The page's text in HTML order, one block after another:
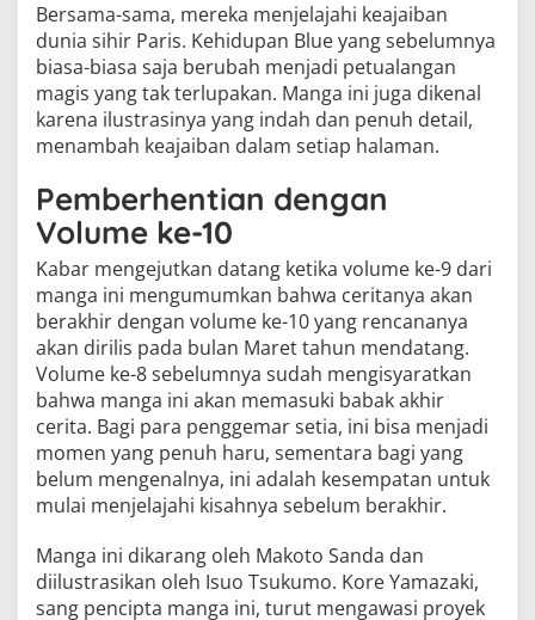
Bersama-sama, mereka menjelajahi keajaiban
dunia sihir Paris. Kehidupan Blue yang sebelumnya
biasa-biasa saja berubah menjadi petualangan
magis yang tak terlupakan. Manga ini juga dikenal
karena ilustrasinya yang indah dan penuh detail,
menambah keajaiban dalam setiap halaman.
Pemberhentian dengan
Volume ke-10
Kabar mengejutkan datang ketika volume ke-9 dari
manga ini mengumumkan bahwa ceritanya akan
berakhir dengan volume ke-10 yang rencananya
akan dirilis pada bulan Maret tahun mendatang.
Volume ke-8 sebelumnya sudah mengisyaratkan
bahwa manga ini akan memasuki babak akhir
cerita. Bagi para penggemar setia, ini bisa menjadi
momen yang penuh haru, sementara bagi yang
belum mengenalnya, ini adalah kesempatan untuk
mulai menjelajahi kisahnya sebelum berakhir.
Manga ini dikarang oleh Makoto Sanda dan
diilustrasikan oleh Isuo Tsukumo. Kore Yamazaki,
sang pencipta manga ini, turut mengawasi proyek